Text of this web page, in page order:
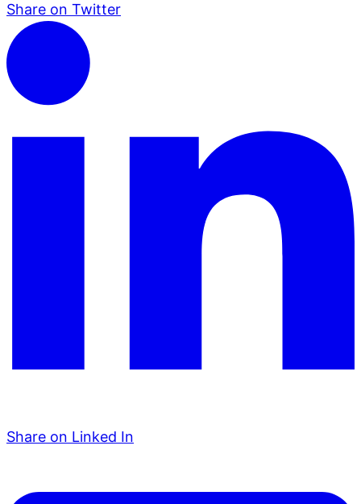
Share on Twitter
Share on Linked In